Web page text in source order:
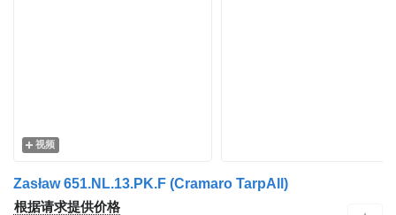
视频
Zasław 651.NL.13.PK.F (Cramaro TarpAll)
根据请求提供价格